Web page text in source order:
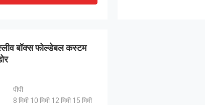
बॉक्स फोल्डेबल कस्टम
पीपी
8 मिमी 10 मिमी 12 मिमी 15 मिमी